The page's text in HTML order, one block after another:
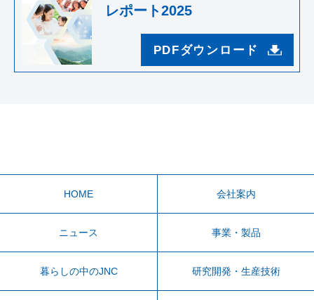
レポート2025
PDFダウンロード
HOME 会社案内
ニュース 事業・製品
暮らしの中のJNC 研究開発・生産技術